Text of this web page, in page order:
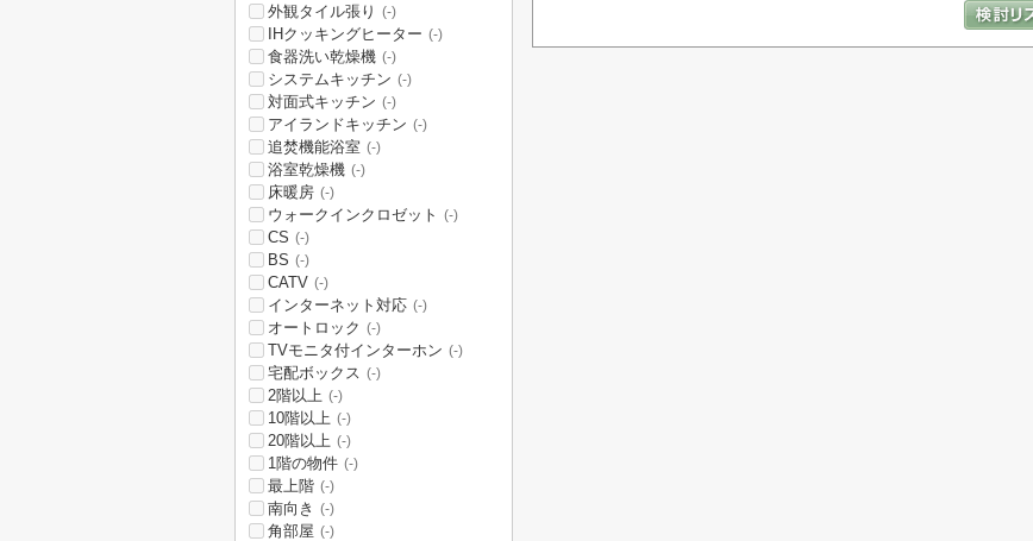
外観タイル張り (-)
IHクッキングヒーター (-)
食器洗い乾燥機 (-)
システムキッチン (-)
対面式キッチン (-)
アイランドキッチン (-)
追焚機能浴室 (-)
浴室乾燥機 (-)
床暖房 (-)
ウォークインクロゼット (-)
CS (-)
BS (-)
CATV (-)
インターネット対応 (-)
オートロック (-)
TVモニタ付インターホン (-)
宅配ボックス (-)
2階以上 (-)
10階以上 (-)
20階以上 (-)
1階の物件 (-)
最上階 (-)
南向き (-)
角部屋 (-)